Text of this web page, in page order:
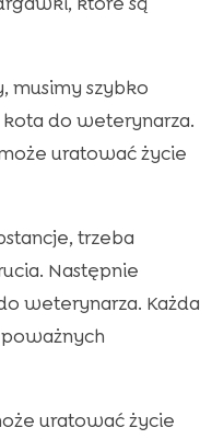
musimy szybko
kota do weterynarza.
uratować życie
trzeba
Następnie
weterynarza. Każda
uratować życie